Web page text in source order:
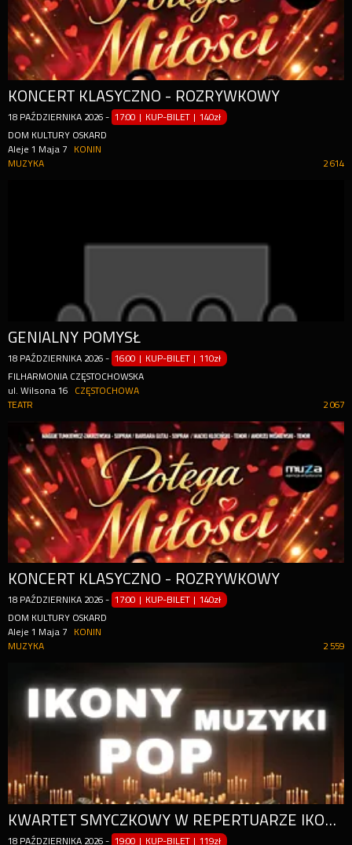
KONCERT KLASYCZNO - ROZRYWKOWY
18 PAŹDZIERNIKA 2026 - 17:00 | KUP-BILET |140zł
DOM KULTURY OSKARD
Aleje 1 Maja 7
KONIN
2 614
MUZYKA
GENIALNY POMYSŁ
18 PAŹDZIERNIKA 2026 - 16:00 | KUP-BILET |110zł
FILHARMONIA CZĘSTOCHOWSKA
ul. Wilsona 16
CZĘSTOCHOWA
2 067
TEATR
KONCERT KLASYCZNO - ROZRYWKOWY
18 PAŹDZIERNIKA 2026 - 17:00 | KUP-BILET |140zł
DOM KULTURY OSKARD
Aleje 1 Maja 7
KONIN
2 559
MUZYKA
KWARTET SMYCZKOWY W REPERTUARZE IKON MUZYKI POP PRZY ŚWIECACH
18 PAŹDZIERNIKA 2026 - 19:00 | KUP-BILET |119zł